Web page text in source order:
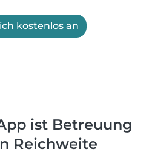
kostenlos an
ist Betreuung
Reichweite